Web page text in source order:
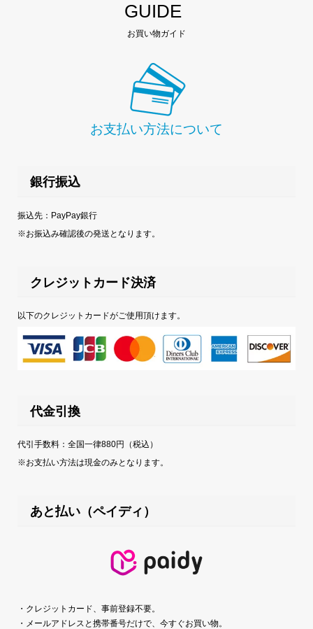
GUIDE
お買い物ガイド
お支払い方法について
銀行振込
振込先：PayPay銀行
※お振込み確認後の発送となります。
クレジットカード決済
以下のクレジットカードがご使用頂けます。
代金引換
代引手数料：全国一律880円（税込）
※お支払い方法は現金のみとなります。
あと払い（ペイディ）
・クレジットカード、事前登録不要。
・メールアドレスと携帯番号だけで、今すぐお買い物。